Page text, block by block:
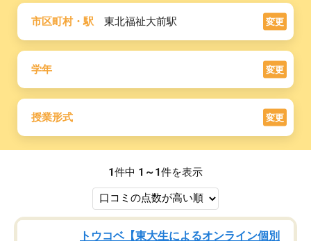
市区町村・駅 東北福祉大前駅 変更
学年 変更
授業形式 変更
1件中 1～1件を表示
トウコベ【東大生によるオンライン個別